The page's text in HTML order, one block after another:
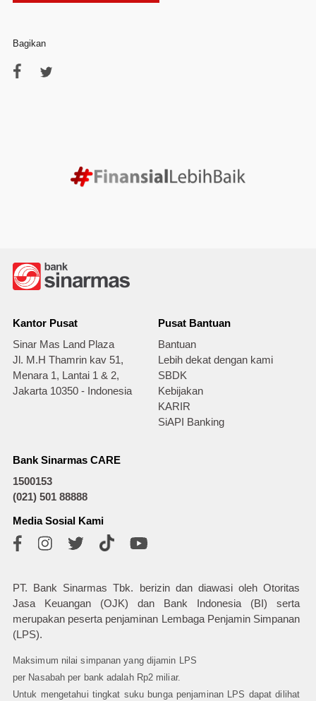
Bagikan
Kantor Pusat
Sinar Mas Land Plaza
Jl. M.H Thamrin kav 51,
Menara 1, Lantai 1 & 2,
Jakarta 10350 - Indonesia
Pusat Bantuan
Bantuan
Lebih dekat dengan kami
SBDK
Kebijakan
KARIR
SiAPI Banking
Bank Sinarmas CARE
1500153
(021) 501 88888
Media Sosial Kami
PT. Bank Sinarmas Tbk. berizin dan diawasi oleh Otoritas
Jasa Keuangan (OJK) dan Bank Indonesia (BI) serta
merupakan peserta penjaminan Lembaga Penjamin Simpanan
(LPS).
Maksimum nilai simpanan yang dijamin LPS
per Nasabah per bank adalah Rp2 miliar.
Untuk mengetahui tingkat suku bunga penjaminan LPS dapat dilihat